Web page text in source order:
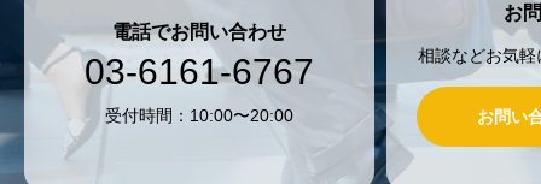
電話でお問い合わせ
03-6161-6767
受付時間：10:00〜20:00
お
相談などお気
お問い